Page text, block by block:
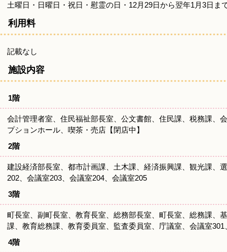
土曜日・日曜日・祝日・慰霊の日・12月29日から翌年1月3日ま
利用料
記載なし
施設内容
1階
会計管理者室、住民福祉部長室、公文書館、住民課、税務課、
プションホール、喫茶・売店【閉店中】
2階
建設経済部長室、都市計画課、土木課、経済振興課、観光課、
202、会議室203、会議室204、会議室205
3階
町長室、副町長室、教育長室、総務部長室、町長室、総務課、
課、教育総務課、教育委員室、監査委員室、庁議室、会議室
4階